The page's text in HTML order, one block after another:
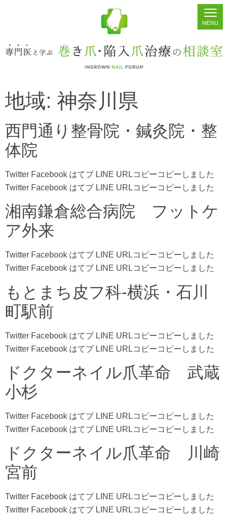
ホーム 掲示板
地域: 神奈川県
西門通り整骨院・鍼灸院・整
体院
Twitter Facebook はてブ LINE URLコピーコピーしました
Twitter Facebook はてブ LINE URLコピーコピーしました
湘南鎌倉総合病院 フットケ
ア外来
Twitter Facebook はてブ LINE URLコピーコピーしました
Twitter Facebook はてブ LINE URLコピーコピーしました
もとまち皮フ科-横浜・石川
町駅前
Twitter Facebook はてブ LINE URLコピーコピーしました
Twitter Facebook はてブ LINE URLコピーコピーしました
ドクターネイル爪革命 武蔵
小杉
Twitter Facebook はてブ LINE URLコピーコピーしました
Twitter Facebook はてブ LINE URLコピーコピーしました
ドクターネイル爪革命 川崎
宮前
Twitter Facebook はてブ LINE URLコピーコピーしました
Twitter Facebook はてブ LINE URLコピーコピーしました